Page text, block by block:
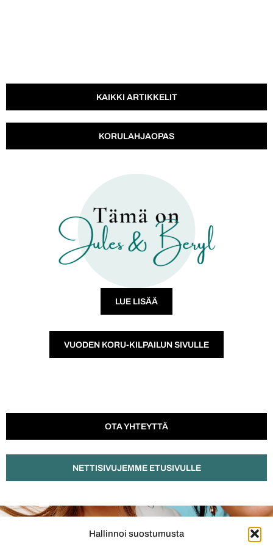
Hallinnoi suostumusta
KAIKKI ARTIKKELIT
KORULAHJAOPAS
LUE LISÄÄ
VUODEN KORU-KILPAILUN SIVULLE
OTA YHTEYTTÄ
NETTISIVUJEMME ETUSIVULLE